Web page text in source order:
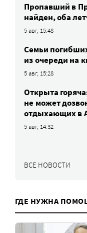
Пропавший в
найден, оба
5 авг, 15:48
Семьи
из очереди на
5 авг, 15:28
Открыта
не может
отдыхающих в
5 авг, 14:32
ВСЕ НОВОСТИ
ГДЕ НУЖНА